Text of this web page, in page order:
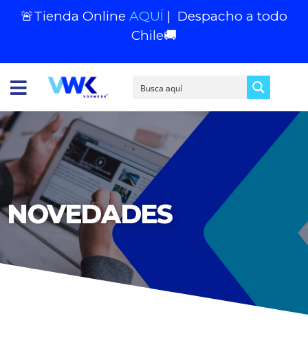
🚨Tienda Online AQUÍ | Despacho a todo
Chile🚚
NOVEDADES